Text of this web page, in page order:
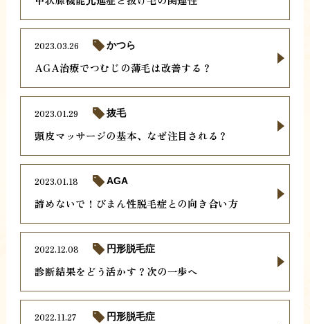
AGA治療でつむじの薄毛は改善する？
2023.03.26 かつら
頭皮マッサージの基本、なぜ注目される？
2023.01.29 抜毛
諦めないで！びまん性脱毛症との向き合い方
2023.01.18 AGA
診断結果をどう活かす？次の一歩へ
2022.12.08 円形脱毛症
2022.11.27 円形脱毛症